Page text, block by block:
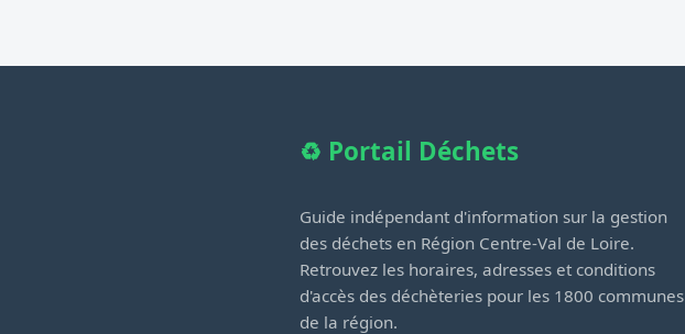
♻️ Portail Déchets
Guide indépendant d'information sur la gestion
des déchets en Région Centre-Val de Loire.
Retrouvez les horaires, adresses et conditions
d'accès des déchèteries pour les 1800 communes
de la région.